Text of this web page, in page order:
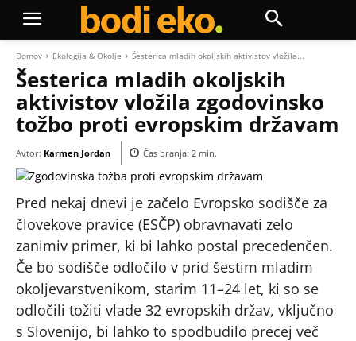
Domov Ekologija & Okolje Šesterica mladih okoljskih aktivistov vložila...
Šesterica mladih okoljskih
aktivistov vložila zgodovinsko
tožbo proti evropskim državam
Avtor: Karmen Jordan Čas branja: 2 min.
Pred nekaj dnevi je začelo Evropsko sodišče za
človekove pravice (ESČP) obravnavati zelo
zanimiv primer, ki bi lahko postal precedenčen.
Če bo sodišče odločilo v prid šestim mladim
okoljevarstvenikom, starim 11–24 let, ki so se
odločili tožiti vlade 32 evropskih držav, vključno
s Slovenijo, bi lahko to spodbudilo precej več